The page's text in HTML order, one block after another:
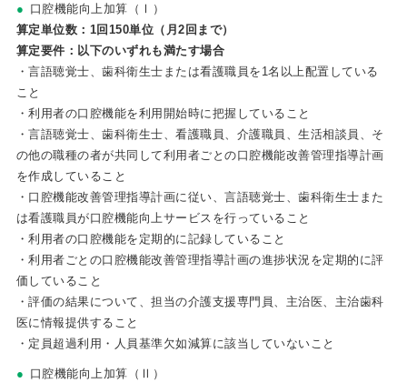
口腔機能向上加算（Ⅰ）
算定単位数：1回150単位（月2回まで）
算定要件：以下のいずれも満たす場合
・言語聴覚士、歯科衛生士または看護職員を1名以上配置している
こと
・利用者の口腔機能を利用開始時に把握していること
・言語聴覚士、歯科衛生士、看護職員、介護職員、生活相談員、そ
の他の職種の者が共同して利用者ごとの口腔機能改善管理指導計画
を作成していること
・口腔機能改善管理指導計画に従い、言語聴覚士、歯科衛生士また
は看護職員が口腔機能向上サービスを行っていること
・利用者の口腔機能を定期的に記録していること
・利用者ごとの口腔機能改善管理指導計画の進捗状況を定期的に評
価していること
・評価の結果について、担当の介護支援専門員、主治医、主治歯科
医に情報提供すること
・定員超過利用・人員基準欠如減算に該当していないこと
口腔機能向上加算（Ⅱ）